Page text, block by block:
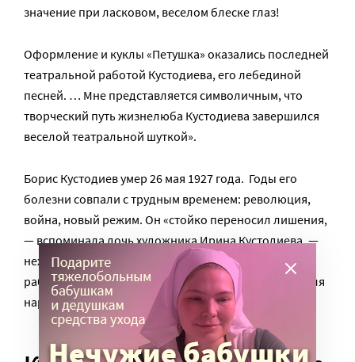
значение при ласковом, веселом блеске глаз!
Оформление и куклы «Петушка» оказались последней
театральной работой Кустодиева, его лебединой
песней. … Мне представляется символичным, что
творческий путь жизнелюба Кустодиева завершился
веселой театральной шуткой».
Борис Кустодиев умер 26 мая 1927 года. Годы его
болезни совпали с трудным временем: революция,
война, новый режим. Он «стойко переносил лишения,
— вспоминала дочь художника Ирина Кустодиева, —
нехватку во всем, холод и, несмотря на болезнь,
работал ежедневно, ежечасно, создавая картины для
народа, «для всех», как он любил говорить».